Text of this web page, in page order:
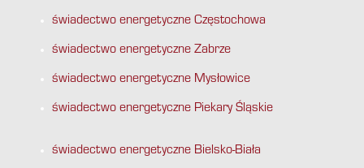
świadectwo energetyczne Częstochowa
świadectwo energetyczne Zabrze
świadectwo energetyczne Mysłowice
świadectwo energetyczne Piekary Śląskie
świadectwo energetyczne Bielsko-Biała